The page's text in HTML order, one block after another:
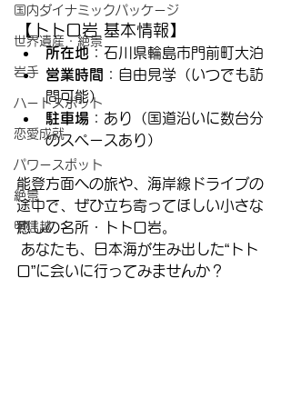
国内ダイナミックパッケージ
世界遺産・絶景
岩手
ハートスポット
恋愛成就
パワースポット
絶景
甲信越
【トトロ岩 基本情報】
所在地 ：石川県輪島市門前町大泊
営業時間 ：自由見学（いつでも訪
問可能）
駐車場 ：あり（国道沿いに数台分
のスペースあり）
能登方面への旅や、海岸線ドライブの
途中で、ぜひ立ち寄ってほしい小さな
癒しの名所・トトロ岩。
ロ”に会いに行ってみませんか？